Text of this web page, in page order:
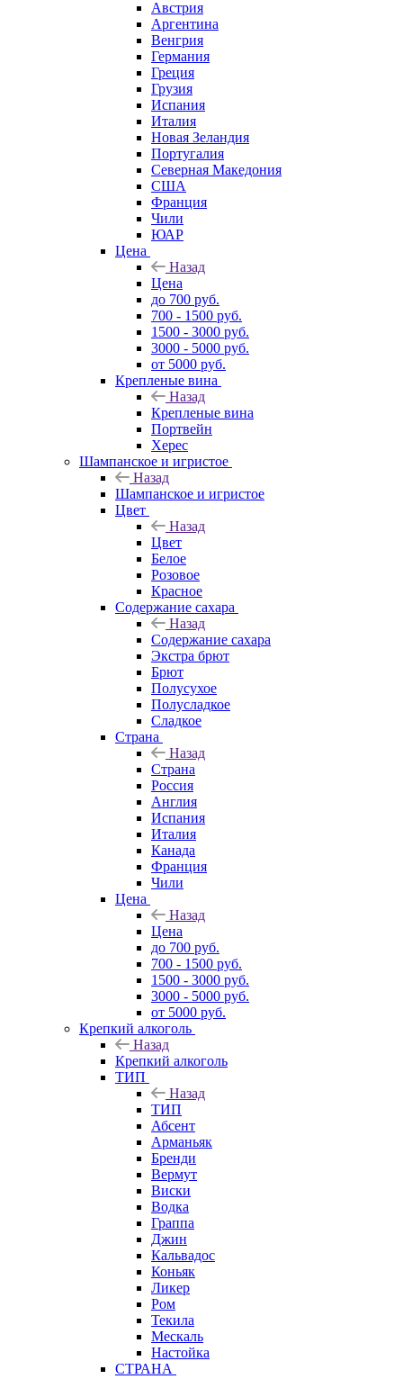
Австрия
Аргентина
Венгрия
Германия
Греция
Грузия
Испания
Италия
Новая Зеландия
Португалия
Северная Македония
США
Франция
Чили
ЮАР
Цена
Назад
Цена
до 700 руб.
700 - 1500 руб.
1500 - 3000 руб.
3000 - 5000 руб.
от 5000 руб.
Крепленые вина
Назад
Крепленые вина
Портвейн
Херес
Шампанское и игристое
Назад
Шампанское и игристое
Цвет
Назад
Цвет
Белое
Розовое
Красное
Содержание сахара
Назад
Содержание сахара
Экстра брют
Брют
Полусухое
Полусладкое
Сладкое
Страна
Назад
Страна
Россия
Англия
Испания
Италия
Канада
Франция
Чили
Цена
Назад
Цена
до 700 руб.
700 - 1500 руб.
1500 - 3000 руб.
3000 - 5000 руб.
от 5000 руб.
Крепкий алкоголь
Назад
Крепкий алкоголь
ТИП
Назад
ТИП
Абсент
Арманьяк
Бренди
Вермут
Виски
Водка
Граппа
Джин
Кальвадос
Коньяк
Ликер
Ром
Текила
Мескаль
Настойка
СТРАНА